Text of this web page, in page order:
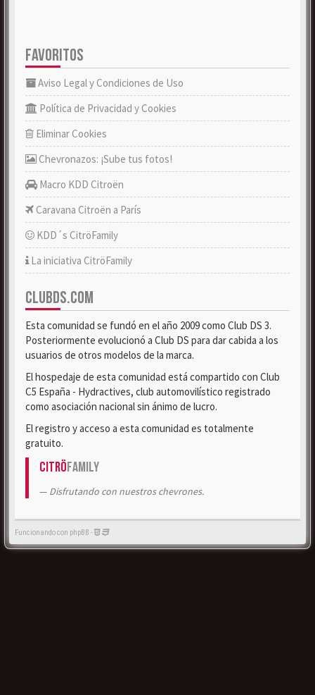
FAVORITOS
Aviso Legal y Condiciones de Uso
Política de Privacidad y Cookies
Eliminar Cookies
Chevronazos: ¡Sube tus fotos!
Macro KDD Citroën
Caravana Citroën a París
KDD´s CitröFamily
La iniciativa CitröFamily
CLUBDS.COM
Esta comunidad se fundó en el año 2009 como Club DS 3.
Posteriormente evolucionó a Club DS para dar cabida a los
usuarios de otros modelos de la marca.
El hospedaje de esta comunidad está compartido con Club
C5 España - Hydractives, club automovilístico registrado
como asociación nacional sin ánimo de lucro.
El registro y acceso a esta comunidad es totalmente
gratuito.
CitröFamily
Disfrutando con nuestros chevrones.
Funcionando con phpBB -